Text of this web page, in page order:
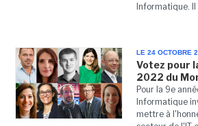
Informatique.
LE 24 OCTOBRE
Votez pour
2022 du
Pour la 9e
Informatique
mettre à